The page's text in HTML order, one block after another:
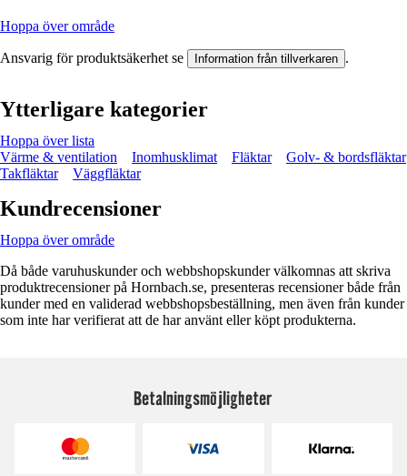
Hoppa över område
Ansvarig för produktsäkerhet se Information från tillverkaren .
Ytterligare kategorier
Hoppa över lista
Värme & ventilation
Inomhusklimat Fläktar
Golv- & bordsfläktar
Takfläktar
Väggfläktar
Kundrecensioner
Hoppa över område
Då både varuhuskunder och webbshopskunder välkomnas att skriva
produktrecensioner på Hornbach.se, presenteras recensioner både från
kunder med en validerad webbshopsbeställning, men även från kunder
som inte har verifierat att de har använt eller köpt produkterna.
Betalningsmöjligheter